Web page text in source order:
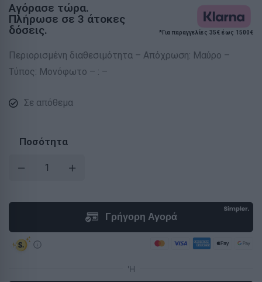
Αγόρασε τώρα.
Πλήρωσε σε 3 άτοκες
δόσεις.
*Για παραγγελίες 35€ έως 1500€
Περιορισμένη διαθεσιμότητα – Απόχρωση: Μαύρο –
Τύπος: Μονόφωτο – : –
Σε απόθεμα
Ποσότητα